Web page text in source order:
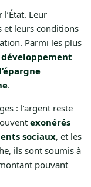
Leur
et leurs conditions
Parmi les plus
.
: l’argent reste
exonérés
sociaux, et les
ils sont soumis à
pouvant